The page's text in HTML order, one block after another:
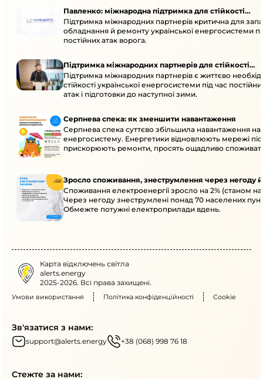
Павленко: міжнародна підтримка для стійкості
енергосистеми
Підтримка міжнародних партнерів критична для
обладнання й ремонту української енергосистеми
постійних атак ворога.
Підтримка міжнародних партнерів для стійкості
енергосистеми
Підтримка міжнародних партнерів є життєво
стійкості української енергосистеми під час
атак і підготовки до наступної зими.
Серпнева спека: як зменшити навантаження
Серпнева спека суттєво збільшила навантаження на
енергосистему. Енергетики відновлюють мережі
прискорюють ремонти, просять ощадливо
Зросло споживання, знеструмлення через негоду
Споживання електроенергії зросло на 2% (станом на
Через негоду знеструмлені понад 70 населених
Обмежте потужні електроприлади вдень.
Карта відключень світла
alerts.energy
2025-2026. Всі права захищені.
Умови використання Політика конфіденційності Cookie
Зв'язатися з нами:
support@alerts.energy +38 (068) 998 76 18
Стежте за нами: